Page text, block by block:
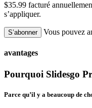
$35.99 facturé
s’appliquer.
S’abonner Vous pouvez
avantages
Pourquoi Slidesgo
Parce qu’il y a beaucoup de